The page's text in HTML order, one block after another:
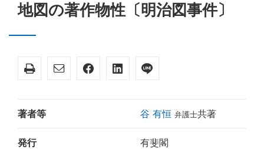
地図の著作物性〔明治図事件〕
著者等 谷 有恒 弁護士共著
発行 有斐閣